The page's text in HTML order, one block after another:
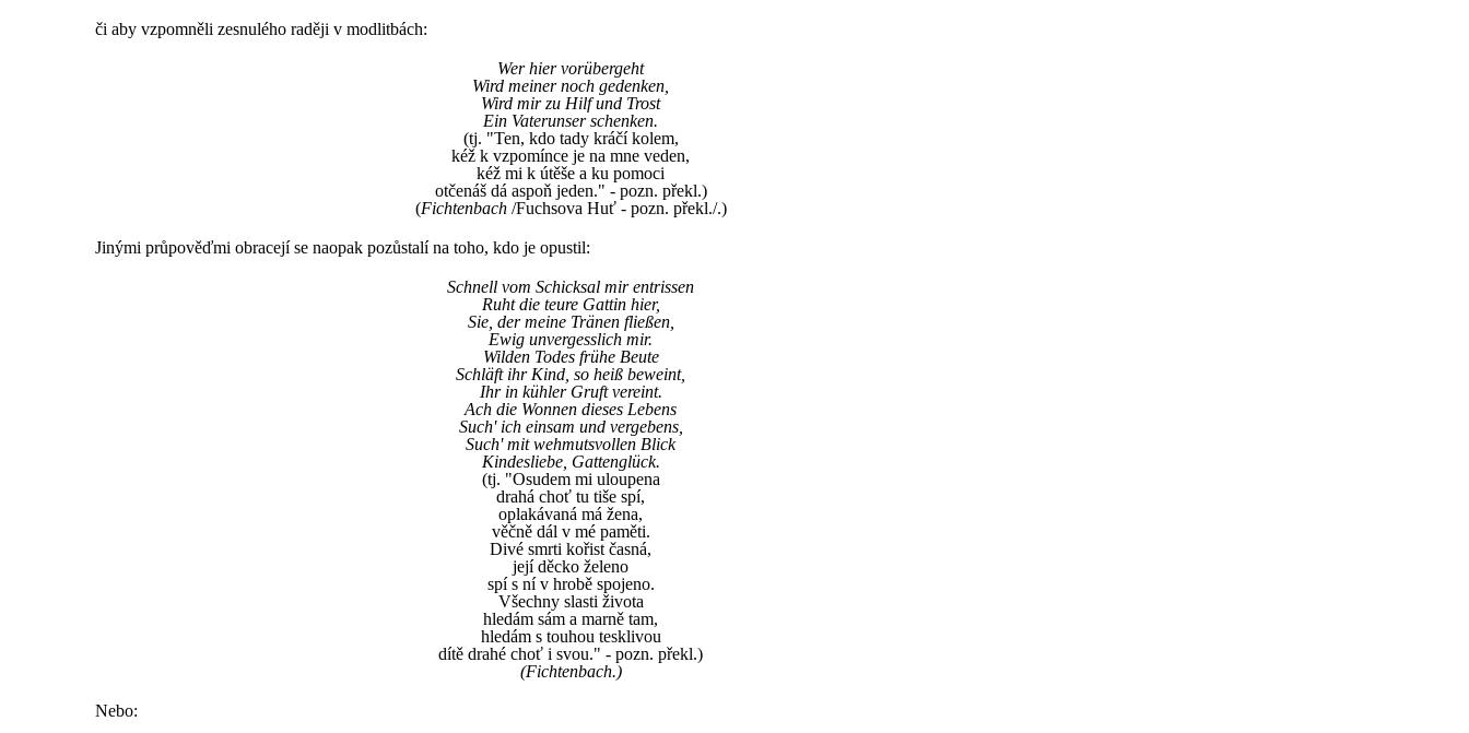
či aby vzpomněli zesnulého raději v modlitbách:
Wer hier vorübergeht
Wird meiner noch gedenken,
Wird mir zu Hilf und Trost
Ein Vaterunser schenken.
(tj. "Ten, kdo tady kráčí kolem,
kéž k vzpomínce je na mne veden,
kéž mi k útěše a ku pomoci
otčenáš dá aspoň jeden." - pozn. překl.)
(Fichtenbach/Fuchsova Huť - pozn. překl./.)
Jinými průpověďmi obracejí se naopak pozůstalí na toho, kdo je opustil:
Schnell vom Schicksal mir entrissen
Ruht die teure Gattin hier,
Sie, der meine Tränen fließen,
Ewig unvergesslich mir.
Wilden Todes frühe Beute
Schläft ihr Kind, so heiß beweint,
Ihr in kühler Gruft vereint.
Ach die Wonnen dieses Lebens
Such' ich einsam und vergebens,
Such' mit wehmutsvollen Blick
Kindesliebe, Gattenglück.
(tj. "Osudem mi uloupena
drahá choť tu tiše spí,
oplakávaná má žena,
věčně dál v mé paměti.
Divé smrti kořist časná,
její děcko želeno
spí s ní v hrobě spojeno.
Všechny slasti života
hledám sám a marně tam,
hledám s touhou tesklivou
dítě drahé choť i svou." - pozn. překl.)
(Fichtenbach.)
Nebo: